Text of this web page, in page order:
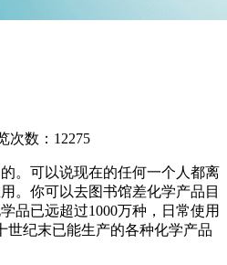
次数：12275
。可以说现在的任何一个人都离
。你可以去图书馆差化学产品目
品已远超过1000万种，日常使用
世纪末已能生产的各种化学产品